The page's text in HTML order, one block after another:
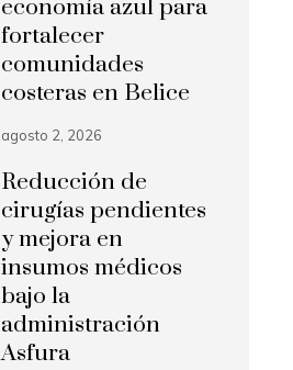
economía azul para
fortalecer
comunidades
costeras en Belice
agosto 2, 2026
Reducción de
cirugías pendientes
y mejora en
insumos médicos
bajo la
administración
Asfura